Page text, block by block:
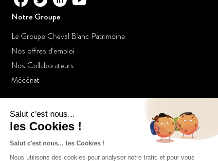
Notre Groupe
Le Groupe Cheval Blanc Patrimoine
Nos offres d’emploi
Nos Collaborateurs
Mécénat
Cheval Blanc Patrimoine SAS au capital de 100 000€
RCS de Paris 803935840
ORIAS n° 14005259